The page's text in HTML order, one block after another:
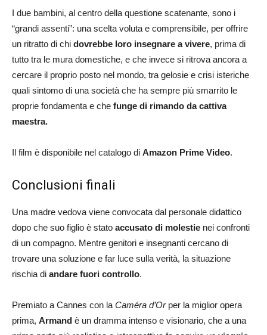
I due bambini, al centro della questione scatenante, sono i
“grandi assenti”: una scelta voluta e comprensibile, per offrire
un ritratto di chi dovrebbe loro insegnare a vivere, prima di
tutto tra le mura domestiche, e che invece si ritrova ancora a
cercare il proprio posto nel mondo, tra gelosie e crisi isteriche
quali sintomo di una società che ha sempre più smarrito le
proprie fondamenta e che funge di rimando da cattiva
maestra.
Il film è disponibile nel catalogo di Amazon Prime Video.
Conclusioni finali
Una madre vedova viene convocata dal personale didattico
dopo che suo figlio è stato accusato di molestie nei confronti
di un compagno. Mentre genitori e insegnanti cercano di
trovare una soluzione e far luce sulla verità, la situazione
rischia di andare fuori controllo.
Premiato a Cannes con la Caméra d’Orper la miglior opera
prima, Armand è un dramma intenso e visionario, che a una